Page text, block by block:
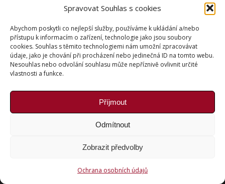
Spravovat Souhlas s cookies
Abychom poskytli co nejlepší služby, používáme k ukládání a/nebo
přístupu k informacím o zařízení, technologie jako jsou soubory
cookies. Souhlas s těmito technologiemi nám umožní zpracovávat
údaje, jako je chování při procházení nebo jedinečná ID na tomto webu.
Nesouhlas nebo odvolání souhlasu může nepříznivě ovlivnit určité
vlastnosti a funkce.
Příjmout
Odmítnout
Zobrazit předvolby
Ochrana osobních údajů